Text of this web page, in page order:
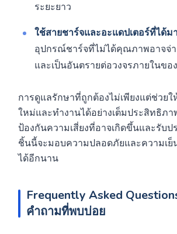
ระยะยาว
ใช้สายชาร์จและอะแดปเตอร์ที่ได้ม
อุปกรณ์ชาร์จที่ไม่ได้คุณภาพอาจจ่า
และเป็นอันตรายต่อวงจรภายในขอ
การดูแลรักษาที่ถูกต้องไม่เพียงแต่ช่วย
ใหม่และทำงานได้อย่างเต็มประสิทธิภา
ป้องกันความเสี่ยงที่อาจเกิดขึ้นและรับ
ชิ้นนี้จะมอบความปลอดภัยและความเ
ได้อีกนาน
Frequently Asked
คำถามที่พบบ่อย